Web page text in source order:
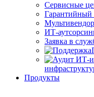
Сервисные
Гарантийный
ИТ-
Заявка в
Продукты